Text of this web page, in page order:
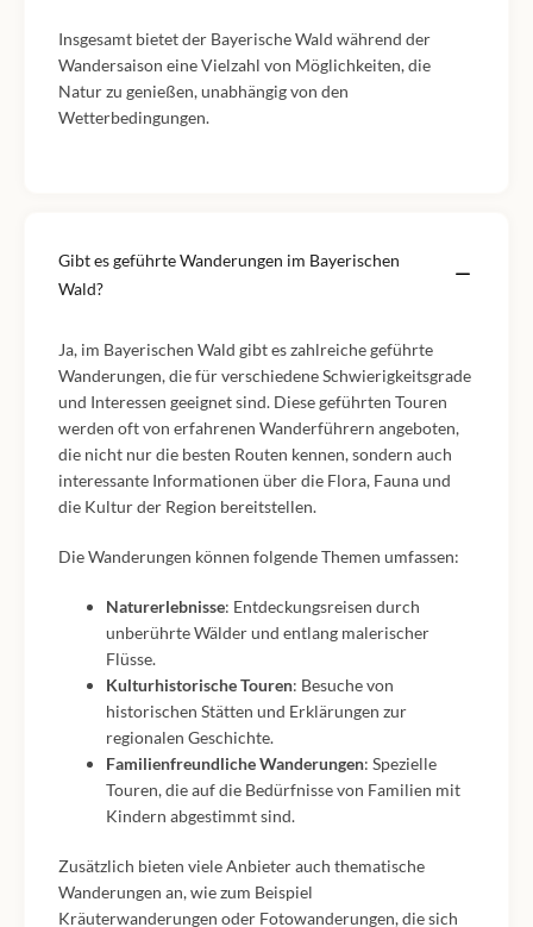
Insgesamt bietet der Bayerische Wald während der
Wandersaison eine Vielzahl von Möglichkeiten, die
Natur zu genießen, unabhängig von den
Wetterbedingungen.
Gibt es geführte Wanderungen im Bayerischen
Wald?
Ja, im Bayerischen Wald gibt es zahlreiche geführte
Wanderungen, die für verschiedene Schwierigkeitsgrade
und Interessen geeignet sind. Diese geführten Touren
werden oft von erfahrenen Wanderführern angeboten,
die nicht nur die besten Routen kennen, sondern auch
interessante Informationen über die Flora, Fauna und
die Kultur der Region bereitstellen.
Die Wanderungen können folgende Themen umfassen:
Naturerlebnisse: Entdeckungsreisen durch
unberührte Wälder und entlang malerischer
Flüsse.
Kulturhistorische Touren: Besuche von
historischen Stätten und Erklärungen zur
regionalen Geschichte.
Familienfreundliche Wanderungen: Spezielle
Touren, die auf die Bedürfnisse von Familien mit
Kindern abgestimmt sind.
Zusätzlich bieten viele Anbieter auch thematische
Wanderungen an, wie zum Beispiel
Kräuterwanderungen oder Fotowanderungen, die sich